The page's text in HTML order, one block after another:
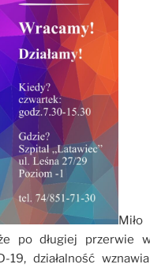
po długiej przerwie
19, działalność